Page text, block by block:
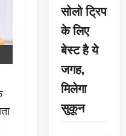
सोलो ट्रिप
के लिए
बेस्ट है ये
जगह,
मिलेगा
सुकून